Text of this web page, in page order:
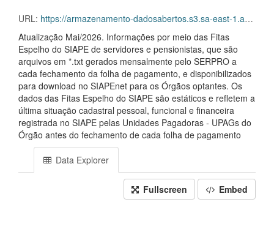
URL: https://armazenamento-dadosabertos.s3.sa-east-1.amazonaws.com/PDA_2025_2027/Grupos_de_dados/Vac%C3%A2ncias+-+nominal+%E2%80%93+2015+a+atual/Vacancias_Nominal_201501_202605.csv
Atualização Mai/2026. Informações por meio das Fitas
Espelho do SIAPE de servidores e pensionistas, que são
arquivos em *.txt gerados mensalmente pelo SERPRO a
cada fechamento da folha de pagamento, e disponibilizados
para download no SIAPEnet para os Órgãos optantes. Os
dados das Fitas Espelho do SIAPE são estáticos e refletem a
última situação cadastral pessoal, funcional e financeira
registrada no SIAPE pelas Unidades Pagadoras - UPAGs do
Órgão antes do fechamento de cada folha de pagamento
Data Explorer
Fullscreen Embed